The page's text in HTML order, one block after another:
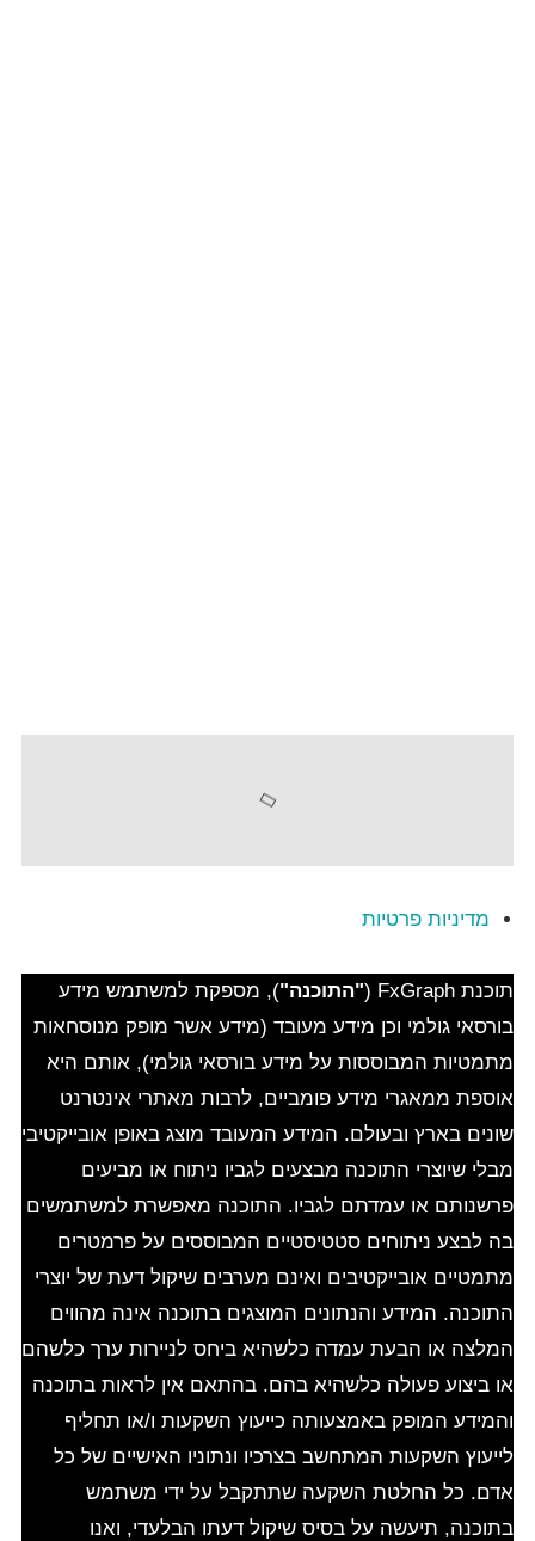
מדיניות פרטיות
תוכנת FxGraph ( "התוכנה"), מספקת למשתמש מידע
בורסאי גולמי וכן מידע מעובד (מידע אשר מופק מנוסחאות
מתמטיות המבוססות על מידע בורסאי גולמי), אותם היא
אוספת ממאגרי מידע פומביים, לרבות מאתרי אינטרנט
שונים בארץ ובעולם. המידע המעובד מוצג באופן אובייקטיבי
מבלי שיוצרי התוכנה מבצעים לגביו ניתוח או מביעים
פרשנותם או עמדתם לגביו. התוכנה מאפשרת למשתמשים
בה לבצע ניתוחים סטטיסטיים המבוססים על פרמטרים
מתמטיים אובייקטיבים ואינם מערבים שיקול דעת של יוצרי
התוכנה. המידע והנתונים המוצגים בתוכנה אינה מהווים
המלצה או הבעת עמדה כלשהיא ביחס לניירות ערך כלשהם
או ביצוע פעולה כלשהיא בהם. בהתאם אין לראות בתוכנה
והמידע המופק באמצעותה כייעוץ השקעות ו/או תחליף
לייעוץ השקעות המתחשב בצרכיו ונתוניו האישיים של כל
אדם. כל החלטת השקעה שתתקבל על ידי משתמש
בתוכנה, תיעשה על בסיס שיקול דעתו הבלעדי, ואנו